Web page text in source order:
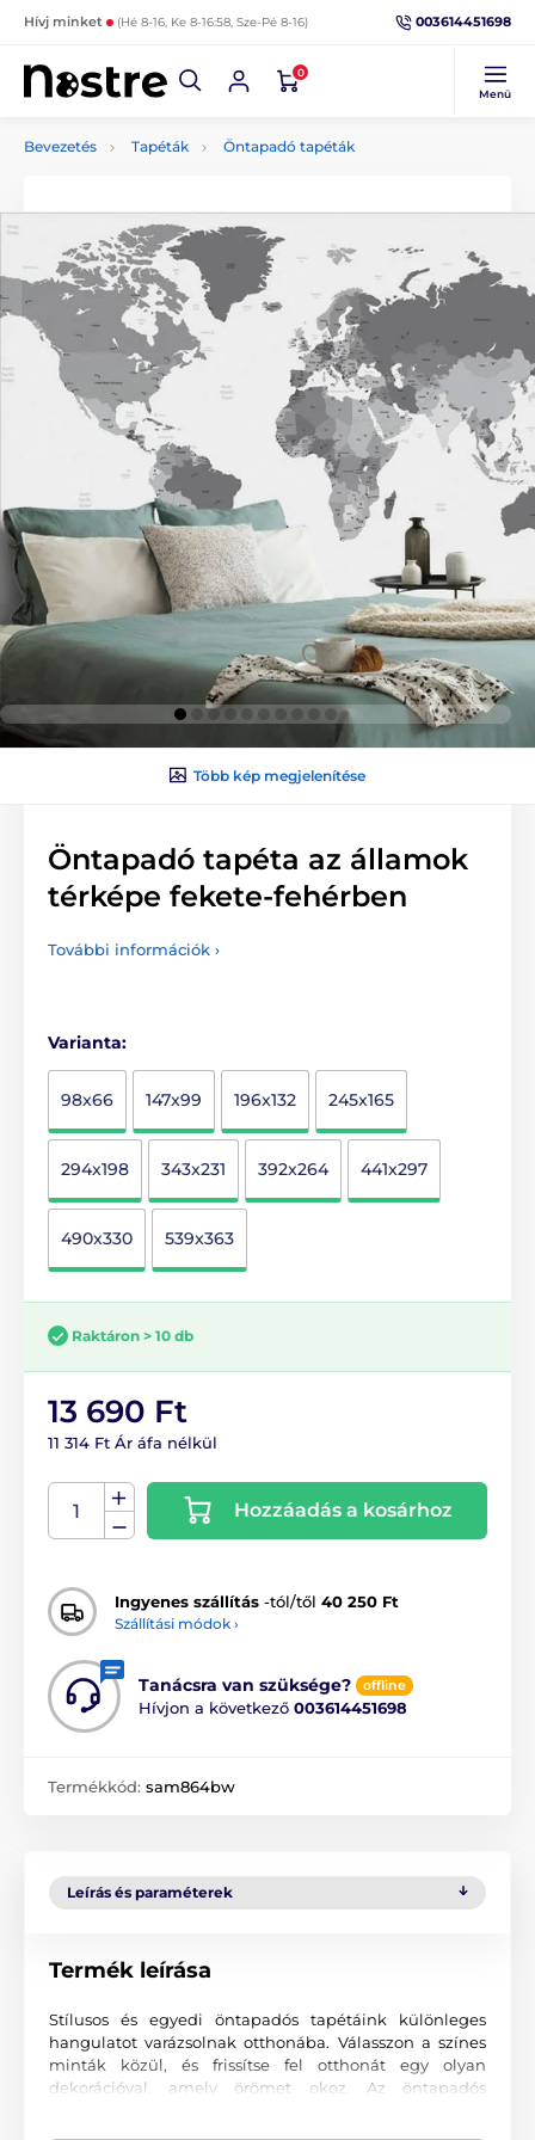
Hívj minket (Hé 8-16, Ke 8-16:58, Sze-Pé 8-16) 003614451698
0
Menü
Bevezetés Tapéták Öntapadó tapéták
Több kép megjelenítése
Öntapadó tapéta az államok
térképe fekete-fehérben
További információk ›
Varianta:
98x66 147x99 196x132 245x165
294x198 343x231 392x264 441x297
490x330 539x363
Raktáron > 10 db
13 690 Ft
11 314 Ft Ár áfa nélkül
Hozzáadás a kosárhoz
Ingyenes szállítás -tól/től 40 250 Ft
Szállítási módok ›
Tanácsra van szüksége? offline
Hívjon a következő 003614451698
Termékkód: sam864bw
Leírás és paraméterek
Termék leírása
Stílusos és egyedi öntapadós tapétáink különleges
hangulatot varázsolnak otthonába. Válasszon a színes
minták közül, és frissítse fel otthonát egy olyan
dekorációval, amely örömet okoz. Az öntapadós